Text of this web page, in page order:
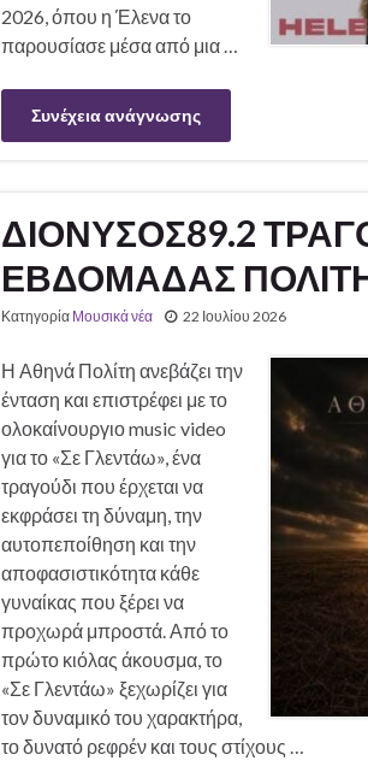
2026, όπου η Έλενα το
παρουσίασε μέσα από μια …
Συνέχεια ανάγνωσης
ΔΙΟΝΥΣΟΣ89.2
ΕΒΔΟΜΑΔΑΣ
Κατηγορία Μουσικά νέα 22 Ιουλίου 2026
Η Αθηνά Πολίτη ανεβάζει την
ένταση και επιστρέφει με το
ολοκαίνουργιο music video
για το «Σε Γλεντάω», ένα
τραγούδι που έρχεται να
εκφράσει τη δύναμη, την
αυτοπεποίθηση και την
αποφασιστικότητα κάθε
γυναίκας που ξέρει να
προχωρά μπροστά. Από το
πρώτο κιόλας άκουσμα, το
«Σε Γλεντάω» ξεχωρίζει για
τον δυναμικό του χαρακτήρα,
το δυνατό ρεφρέν και τους στίχους …